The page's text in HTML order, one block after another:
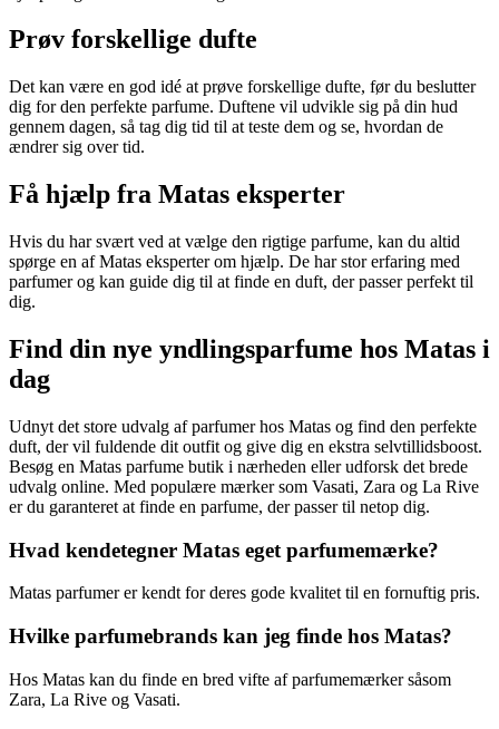
Prøv forskellige dufte
Det kan være en god idé at prøve forskellige dufte, før du beslutter
dig for den perfekte parfume. Duftene vil udvikle sig på din hud
gennem dagen, så tag dig tid til at teste dem og se, hvordan de
ændrer sig over tid.
Få hjælp fra Matas eksperter
Hvis du har svært ved at vælge den rigtige parfume, kan du altid
spørge en af Matas eksperter om hjælp. De har stor erfaring med
parfumer og kan guide dig til at finde en duft, der passer perfekt til
dig.
Find din nye yndlingsparfume hos Matas i
dag
Udnyt det store udvalg af parfumer hos Matas og find den perfekte
duft, der vil fuldende dit outfit og give dig en ekstra selvtillidsboost.
Besøg en Matas parfume butik i nærheden eller udforsk det brede
udvalg online. Med populære mærker som Vasati, Zara og La Rive
er du garanteret at finde en parfume, der passer til netop dig.
Hvad kendetegner Matas eget parfumemærke?
Matas parfumer er kendt for deres gode kvalitet til en fornuftig pris.
Hvilke parfumebrands kan jeg finde hos Matas?
Hos Matas kan du finde en bred vifte af parfumemærker såsom
Zara, La Rive og Vasati.